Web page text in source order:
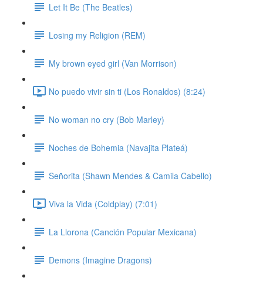
Let It Be (The Beatles)
Losing my Religion (REM)
My brown eyed girl (Van Morrison)
No puedo vivir sin ti (Los Ronaldos) (8:24)
No woman no cry (Bob Marley)
Noches de Bohemia (Navajita Plateá)
Señorita (Shawn Mendes & Camila Cabello)
Viva la Vida (Coldplay) (7:01)
La Llorona (Canción Popular Mexicana)
Demons (Imagine Dragons)